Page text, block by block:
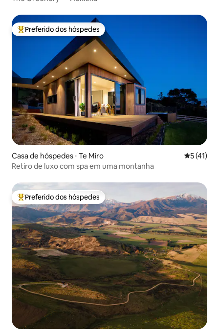
Entre os melhores preferidos dos hóspedes
Preferido dos hóspedes
Casa de hóspedes ⋅ Te Miro 5 de uma
5 (41)
Retiro de luxo com spa em uma montanha
Entre os melhores preferidos dos hóspedes
Preferido dos hóspedes